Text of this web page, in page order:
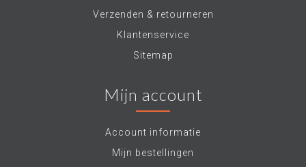
Verzenden & retourneren
Klantenservice
Sitemap
Mijn account
Account informatie
Mijn bestellingen